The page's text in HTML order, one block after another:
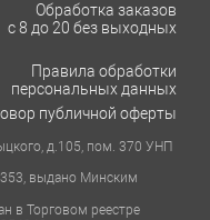
Обработка заказов
с 8 до 20 без выходных
Правила обработки
персональных данных
публичной оферты
д.105, пом. 370 УНП
выдано Минским
в Торговом реестре